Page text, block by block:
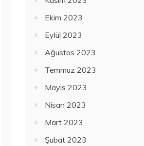
Ekim 2023
Eylül 2023
Ağustos 2023
Temmuz 2023
Mayıs 2023
Nisan 2023
Mart 2023
Şubat 2023